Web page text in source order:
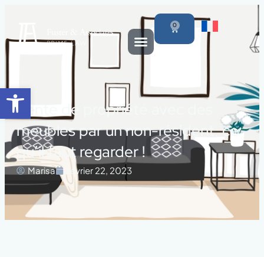
Ouvrir la barre d’outils
0
Vente de propriété avec des
meubles par un non-résident, ce
qu’il faut regarder !
Marisa février 22, 2023